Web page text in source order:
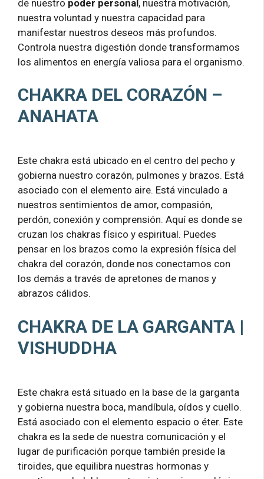
de nuestro poder personal, nuestra motivación,
nuestra voluntad y nuestra capacidad para
manifestar nuestros deseos más profundos.
Controla nuestra digestión donde transformamos
los alimentos en energía valiosa para el organismo.
CHAKRA DEL CORAZÓN –
ANAHATA
Este chakra está ubicado en el centro del pecho y
gobierna nuestro corazón, pulmones y brazos. Está
asociado con el elemento aire. Está vinculado a
nuestros sentimientos de amor, compasión,
perdón, conexión y comprensión. Aquí es donde se
cruzan los chakras físico y espiritual. Puedes
pensar en los brazos como la expresión física del
chakra del corazón, donde nos conectamos con
los demás a través de apretones de manos y
abrazos cálidos.
CHAKRA DE LA GARGANTA |
VISHUDDHA
Este chakra está situado en la base de la garganta
y gobierna nuestra boca, mandíbula, oídos y cuello.
Está asociado con el elemento espacio o éter. Este
chakra es la sede de nuestra comunicación y el
lugar de purificación porque también preside la
tiroides, que equilibra nuestras hormonas y